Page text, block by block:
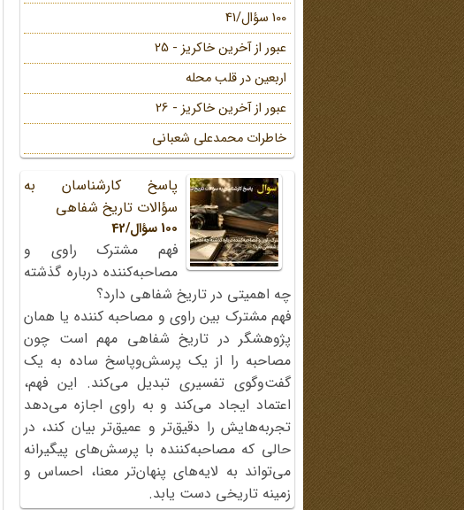
100 سؤال/41
عبور از آخرین خاکریز - 25
اربعین در قلب محله
عبور از آخرین خاکریز - 26
خاطرات محمد‌علی شعبانی
پاسخ کارشناسان به
سؤالات تاریخ شفاهی
100 سؤال/42
فهم مشترک راوی و
مصاحبه‌کننده درباره گذشته
چه اهمیتی در تاریخ شفاهی دارد؟
فهم مشترک بین راوی و مصاحبه کننده یا همان
پژوهشگر در تاریخ شفاهی مهم است چون
مصاحبه را از یک پرسش‌وپاسخ ساده به یک
گفت‌وگوی تفسیری تبدیل می‌کند. این فهم،
اعتماد ایجاد می‌کند و به راوی اجازه می‌دهد
تجربه‌هایش را دقیق‌تر و عمیق‌تر بیان کند، در
حالی که مصاحبه‌کننده با پرسش‌های پیگیرانه
می‌تواند به لایه‌های پنهان‌تر معنا، احساس و
زمینه تاریخی دست یابد.